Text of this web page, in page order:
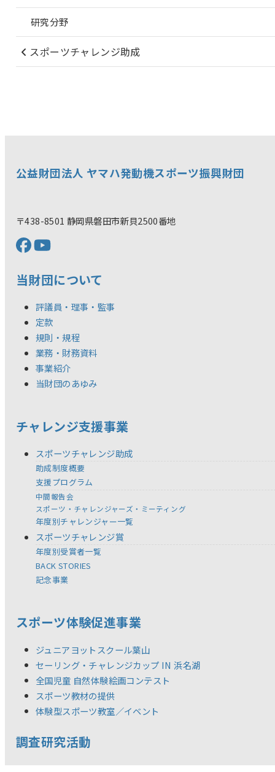
研究分野
スポーツチャレンジ助成
公益財団法人 ヤマハ発動機スポーツ振興財団
〒438-8501 静岡県磐田市新貝2500番地
当財団について
評議員・理事・監事
定款
規則・規程
業務・財務資料
事業紹介
当財団のあゆみ
チャレンジ支援事業
スポーツチャレンジ助成
助成制度概要
支援プログラム
中間報告会
スポーツ・チャレンジャーズ・ミーティング
年度別チャレンジャー一覧
スポーツチャレンジ賞
年度別受賞者一覧
BACK STORIES
記念事業
スポーツ体験促進事業
ジュニアヨットスクール葉山
セーリング・チャレンジカップ IN 浜名湖
全国児童 自然体験絵画コンテスト
スポーツ教材の提供
体験型スポーツ教室／イベント
調査研究活動